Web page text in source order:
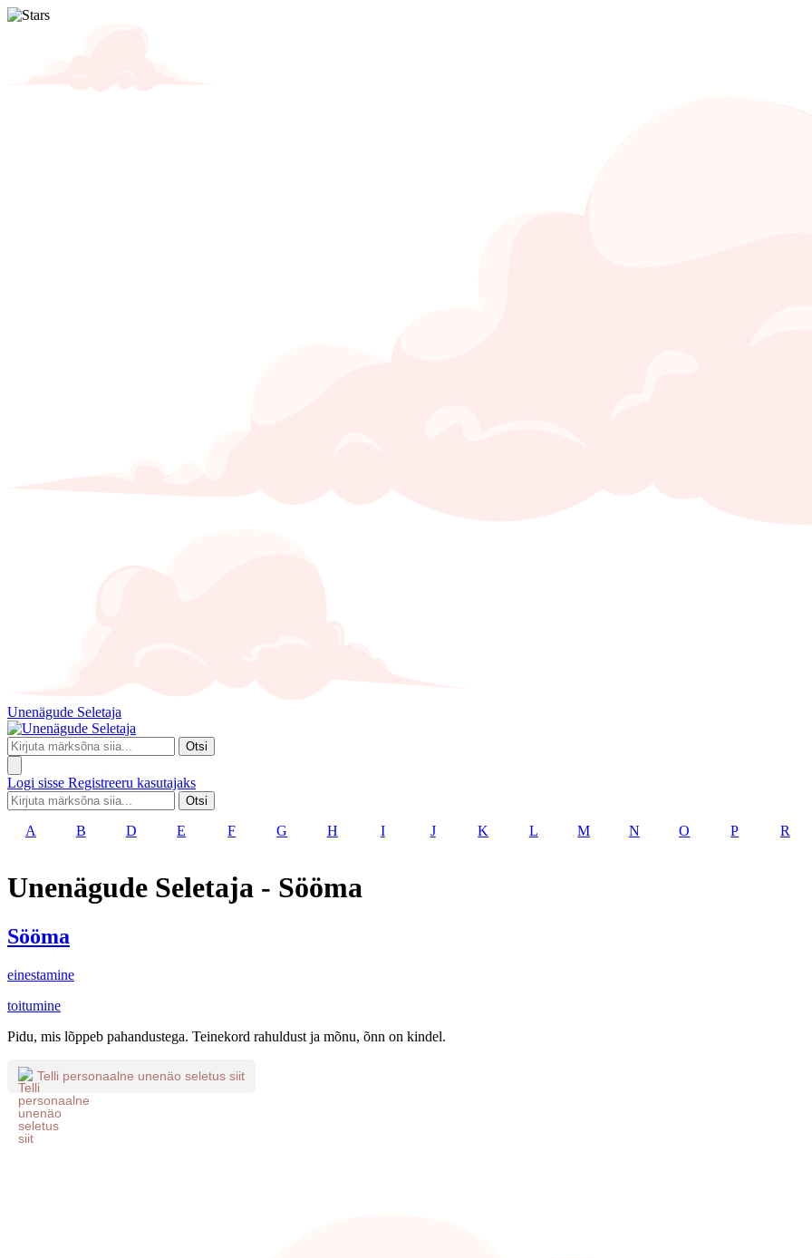
Unenägude Seletaja
Otsi
Logi sisse Registreeru kasutajaks
Otsi
A B D E F G H I J K L M N O P R
Unenägude Seletaja - Sööma
Sööma
einestamine
toitumine
Pidu, mis lõppeb pahandustega. Teinekord rahuldust ja mõnu, õnn on kindel.
Telli personaalne unenäo seletus siit